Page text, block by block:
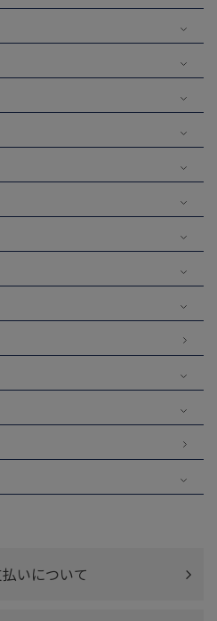
いについて